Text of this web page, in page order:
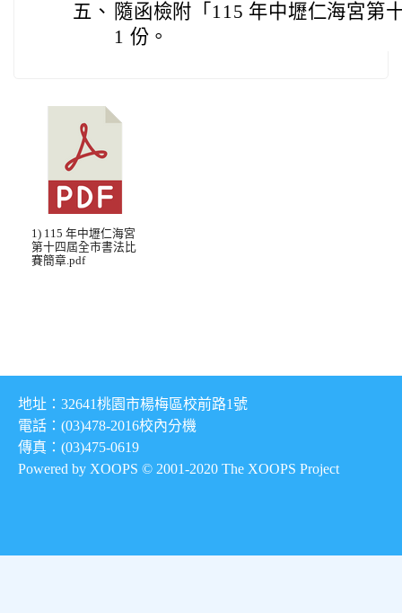
五、 隨函檢附「115 年中壢仁海宮第
1 份。
1) 115 年中壢仁海宮
第十四屆全市書法比
賽簡章.pdf
地址：32641桃園市楊梅區校前路1號
電話：(03)478-2016校內分機
傳真：(03)475-0619
Powered by XOOPS © 2001-2020 The XOOPS Project